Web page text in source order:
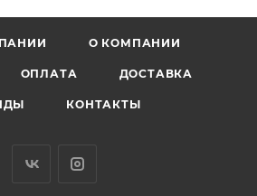
44.8X61X84.5
часа
О КОМПАНИИ
ОПЛАТА ДОСТАВКА
КОНТАКТЫ